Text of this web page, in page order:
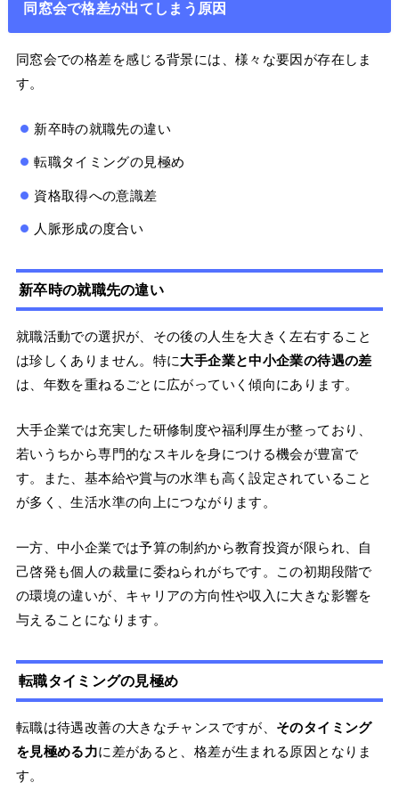
同窓会で格差が出てしまう原因
同窓会での格差を感じる背景には、様々な要因が存在しま
す。
新卒時の就職先の違い
転職タイミングの見極め
資格取得への意識差
人脈形成の度合い
新卒時の就職先の違い
就職活動での選択が、その後の人生を大きく左右すること
は珍しくありません。特に大手企業と中小企業の待遇の差
は、年数を重ねるごとに広がっていく傾向にあります。
大手企業では充実した研修制度や福利厚生が整っており、
若いうちから専門的なスキルを身につける機会が豊富で
す。また、基本給や賞与の水準も高く設定されていること
が多く、生活水準の向上につながります。
一方、中小企業では予算の制約から教育投資が限られ、自
己啓発も個人の裁量に委ねられがちです。この初期段階で
の環境の違いが、キャリアの方向性や収入に大きな影響を
与えることになります。
転職タイミングの見極め
転職は待遇改善の大きなチャンスですが、 そのタイミング
を見極める力に差があると、格差が生まれる原因となりま
す。